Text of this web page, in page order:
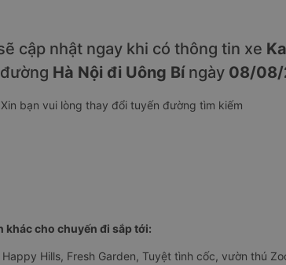
cập nhật ngay khi có thông tin xe
Hà Nội đi Uông Bíngày 08/
Xin bạn vui lòng thay đổi tuyến đường tìm kiếm
khác cho chuyến đi sắp tới:
Hills, Fresh Garden, Tuyệt tình cốc, vườn thú